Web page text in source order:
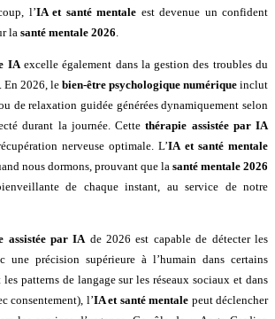
l’IA et santé mentale est devenue un confident
la santé mentale 2026.
IAexcelle également dans la gestion des troubles du
En 2026, le bien-être psychologique numérique inclut
de relaxation guidée générées dynamiquement selon
durant la journée. Cettethérapie assistée par IA
nerveuse optimale. L’IA et santé mentale
nous dormons, prouvant que la santé mentale 2026
de chaque instant, au service de notre
assistée par IAde 2026 est capable de détecter les
une précision supérieure à l’humain dans certains
patterns de langage sur les réseaux sociaux et dans
consentement), l’IA et santé mentale peut déclencher